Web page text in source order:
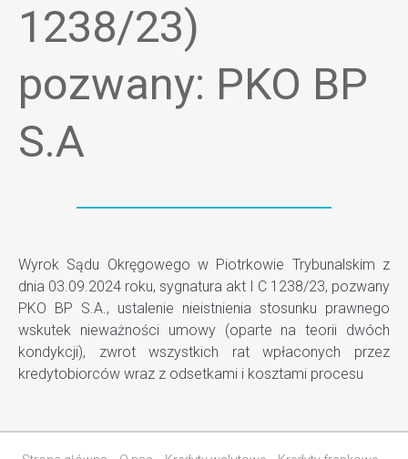
1238/23)
pozwany: PKO BP
S.A
Wyrok Sądu Okręgowego w Piotrkowie Trybunalskim z
dnia 03.09.2024 roku, sygnatura akt I C 1238/23, pozwany
PKO BP S.A., ustalenie nieistnienia stosunku prawnego
wskutek nieważności umowy (oparte na teorii dwóch
kondykcji), zwrot wszystkich rat wpłaconych przez
kredytobiorców wraz z odsetkami i kosztami procesu